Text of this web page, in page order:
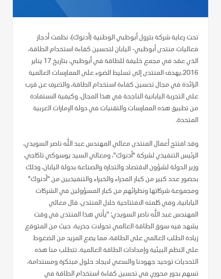
تحت رعاية شركة بترول أبوظبي الوطنية (أدنوك)، نظمت أدجاز
فعاليات منتدى أبوظبي- اليابان لتحسين كفاءة استخدام الطاقة،
الذي عقد في مجمع خليفة للطاقة في أبوظبي، بتاريخ 17 يناير
2016.يهدف المنتدى إلى تسليط الضوء على الممارسات العالمية
الرائدة في مجال تحسين كفاءة استخدام الطاقة، والتعرف عن قرب
على التجربة اليابانية الناجحة في هذا المجال، وكيفية الاستفادة
من تطبيق هذه الممارسات والتقنيات في دولة الإمارات العربية
المتحدة.
وقد افتتح أعمال المنتدى معالي المهندس عبد الله ناصر السويدي،
الرئيس التنفيذي لشركة "أدنوك"، ومعالي السيد يوسوكي تاكاجي،
وزير الدولة لشؤون الاقتصاد والتجارة والصناعة بدولة اليابان، وذلك
بحضور عدد كبير من كبار المدراء والخبراء والتنفيذيين من "أدنوك"
ومجموعة شركاتها ونظرائهم من كبار المسؤولين في الشركات
اليابانية. وفي كلمته الافتتاحية خلال المنتدى، قال معالي
المهندس عبد الله ناصر السويدي: "يأتي هذا المنتدى في وقت
يشهد فيه سوق الطاقة العالمي تحولات جذرية، حيث من المتوقع
زيادة الطلب العالمي على الطاقة، مما يضع المزيد من الضغوط
على النظم البيئية وإمدادات الطاقة العالمية. تتطلب منا هذه
التحديات توحيد جهودنا والسعي لايجاد حلول مبتكرة ومستدامة،
تسهم بدور محوري في تحسين كفاءة استخدام الطاقة في